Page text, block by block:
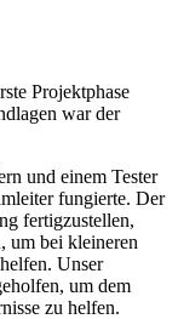
Projektphase
war der
und einem Tester
fungierte. Der
fertigzustellen,
um bei kleineren
Unser
um dem
zu helfen.